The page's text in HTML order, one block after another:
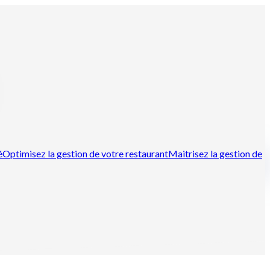
Optimisez la gestion de votre restaurantMaitrisez la gestion de